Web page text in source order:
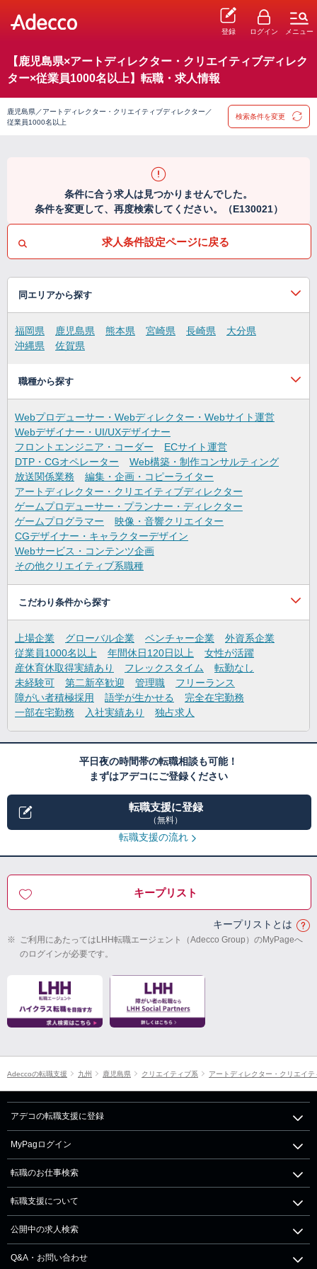
登録 ログイン メニュー
【鹿児島県×アートディレクター・クリエイティブディレク
ター×従業員1000名以上】転職・求人情報
鹿児島県／アートディレクター・クリエイティブディレクター／
従業員1000名以上
検索条件を変更
条件に合う求人は見つかりませんでした。
条件を変更して、再度検索してください。（E130021）
求人条件設定ページに戻る
同エリアから探す
福岡県 鹿児島県 熊本県 宮崎県 長崎県
大分県
沖縄県
佐賀県
職種から探す
Webプロデューサー・Webディレクター・Webサイト運営
Webデザイナー・UI/UXデザイナー
フロントエンジニア・コーダー
ECサイト運営
DTP・CGオペレーター
Web構築・制作コンサルティング
放送関係業務
編集・企画・コピーライター
アートディレクター・クリエイティブディレクター
ゲームプロデューサー・プランナー・ディレクター
ゲームプログラマー
映像・音響クリエイター
CGデザイナー・キャラクターデザイン
Webサービス・コンテンツ企画
その他クリエイティブ系職種
こだわり条件から探す
上場企業 グローバル企業 ベンチャー企業
外資系企業
従業員1000名以上
年間休日120日以上
女性が活躍
産休育休取得実績あり
フレックスタイム
転勤なし
未経験可
第二新卒歓迎 管理職
フリーランス
障がい者積極採用
語学が生かせる
完全在宅勤務
一部在宅勤務
入社実績あり 独占求人
平日夜の時間帯の転職相談も可能！
まずはアデコにご登録ください
転職支援に登録
（無料）
転職支援の流れ
キープリスト
キープリストとは
※ ご利用にあたってはLHH転職エージェント（Adecco Group）のMyPageへ
のログインが必要です。
Adeccoの転職支援 九州 鹿児島県 クリエイティブ系 アートディレクター・クリエイ
アデコの転職支援に登録
MyPagログイン
転職のお仕事検索
転職支援について
公開中の求人検索
Q&A・お問い合わせ